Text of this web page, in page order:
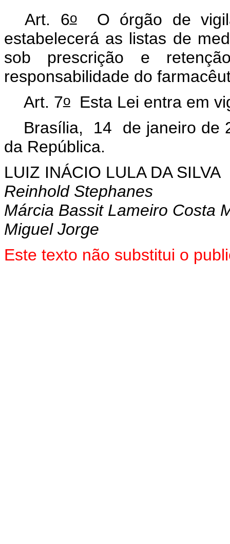
Art. 6oO órgão de
estabelecerá as listas de
sob prescrição e
responsabilidade do
Art. 7oEsta Lei entra em
Brasília, 14 de janeiro de
da República.
LUIZ INÁCIO LULA DA SILVA
Reinhold Stephanes
Márcia Bassit Lameiro Costa
Miguel Jorge
Este texto não substitui o